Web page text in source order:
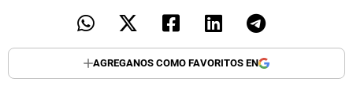
AGREGANOS COMO FAVORITOS EN